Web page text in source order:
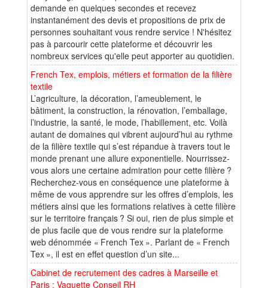
demande en quelques secondes et recevez
instantanément des devis et propositions de prix de
personnes souhaitant vous rendre service ! N'hésitez
pas à parcourir cette plateforme et découvrir les
nombreux services qu'elle peut apporter au quotidien.
French Tex, emplois, métiers et formation de la filière
textile
L’agriculture, la décoration, l’ameublement, le
bâtiment, la construction, la rénovation, l’emballage,
l’industrie, la santé, le mode, l’habillement, etc. Voilà
autant de domaines qui vibrent aujourd’hui au rythme
de la filière textile qui s’est répandue à travers tout le
monde prenant une allure exponentielle. Nourrissez-
vous alors une certaine admiration pour cette filière ?
Recherchez-vous en conséquence une plateforme à
même de vous apprendre sur les offres d’emplois, les
métiers ainsi que les formations relatives à cette filière
sur le territoire français ? Si oui, rien de plus simple et
de plus facile que de vous rendre sur la plateforme
web dénommée « French Tex ». Parlant de « French
Tex », il est en effet question d’un site...
Cabinet de recrutement des cadres à Marseille et
Paris : Vaquette Conseil RH